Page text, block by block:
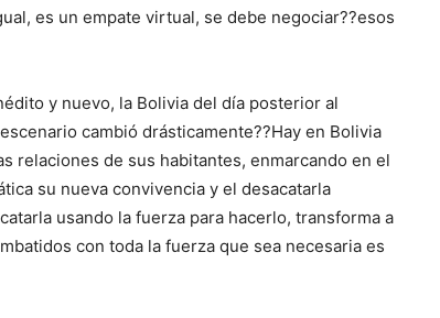
es un empate virtual, se debe negociar??esos
y nuevo, la Bolivia del día posterior al
cambió drásticamente??Hay en Bolivia
relaciones de sus habitantes, enmarcando en el
su nueva convivencia y el desacatarla
usando la fuerza para hacerlo, transforma a
con toda la fuerza que sea necesaria es